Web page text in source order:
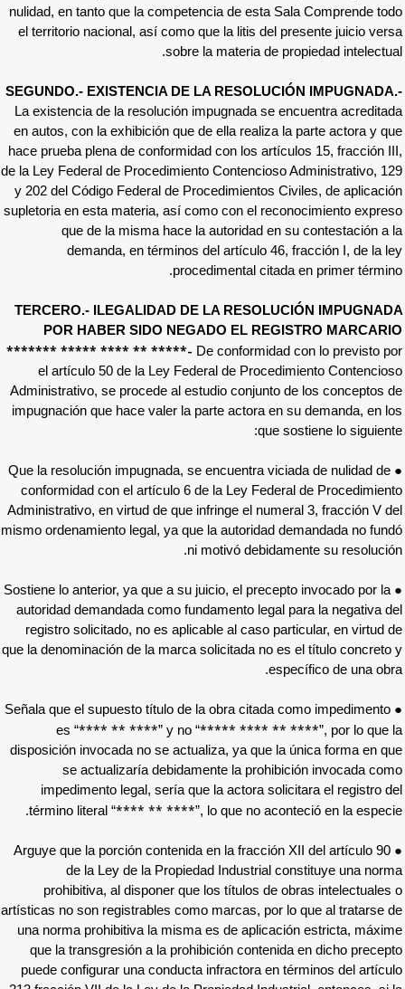
nulidad, en tanto que la competencia de
el territorio nacional, así como que la litis
sobre la materia
SEGUNDO.- EXISTENCIA DE LA
La existencia de la resolución impugnada
en autos, con la exhibición que de ella
hace prueba plena de conformidad con los
de la Ley Federal de Procedimiento
y 202 del Código Federal de
supletoria en esta materia, así como con el
que de la misma hace la autoridad
demanda, en términos del artículo
procedimental
TERCERO.- ILEGALIDAD DE LA
POR HABER SIDO NEGADO EL
******* ***** **** ** ***** - De
el artículo 50 de la Ley Federal de
Administrativo, se procede al estudio
impugnación que hace valer la parte actora
● Que la resolución impugnada, se encuentra
conformidad con el artículo 6 de la Ley
Administrativo, en virtud de que infringe el
mismo ordenamiento legal, ya que la
ni motivó
● Sostiene lo anterior, ya que a su juicio, el
autoridad demandada como fundamento
registro solicitado, no es aplicable al
que la denominación de la marca solicitada
● Señala que el supuesto título de la obra
es “**** ** **** ” y no “ ***** ****
disposición invocada no se actualiza, ya
se actualizaría debidamente la
impedimento legal, sería que la actora
término literal “**** ** ****”, lo que no
● Arguye que la porción contenida en la
de la Ley de la Propiedad
prohibitiva, al disponer que los títulos
artísticas no son registrables como marcas,
una norma prohibitiva la misma es de
que la transgresión a la prohibición
puede configurar una conducta infractora